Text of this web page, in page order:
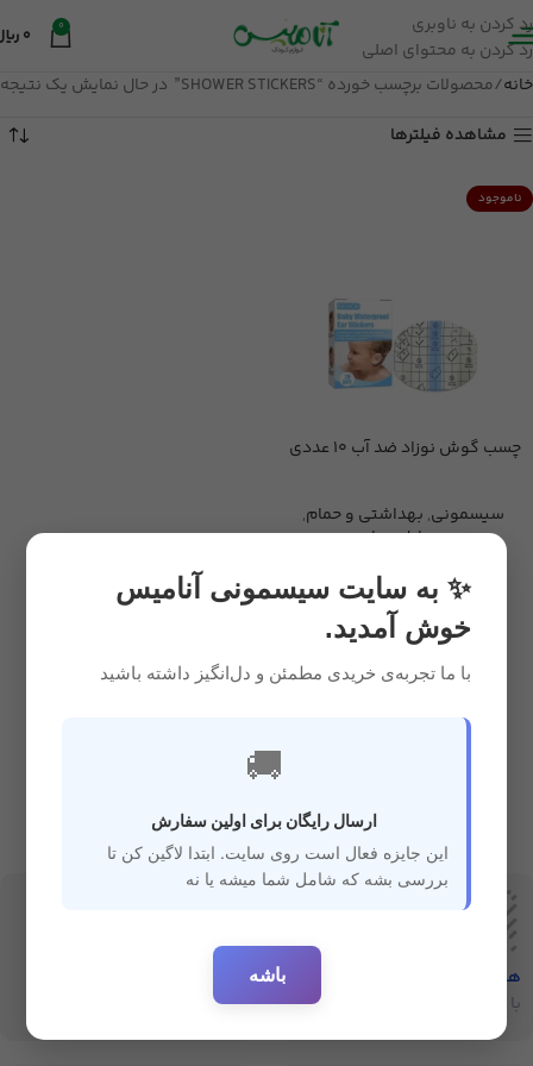
رد کردن به ناوبری
رد کردن به محتوای اصلی
0
0
خانه محصولات برچسب خورده “SHOWER STICKERS”
در حال نمایش یک نتیجه
مشاهده فیلترها
ناموجود
چسب گوش نوزاد ضد آب 10 عددی
سیسمونی, بهداشتی و حمام,
وسایل حمام
هفت‌روز‌ضمانت‌بازگشت
با خیال راحت خرید کنید
ارسال سریع
✨ به سایت سیسمونی آنامیس
خوش آمدید.
با ما تجربه‌ی خریدی مطمئن و دل‌انگیز داشته باشید
🚚
ارسال رایگان برای اولین سفارش
این جایزه فعال است روی سایت. ابتدا لاگین کن تا
بررسی بشه که شامل شما میشه یا نه
باشه